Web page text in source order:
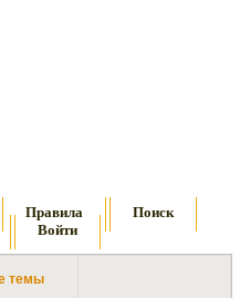
Правила
Поиск
Войти
темы